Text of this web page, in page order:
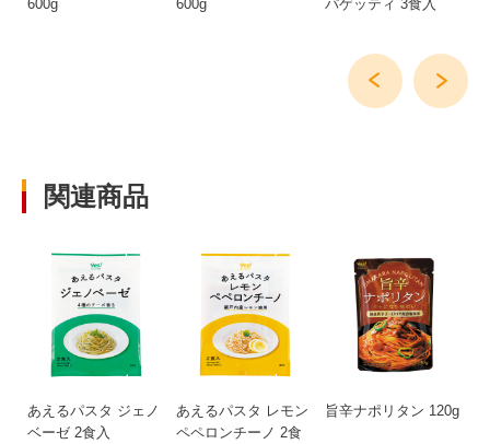
600g
600g
パゲッティ 3食入
関連商品
あえるパスタ ジェノ
ベーゼ 2食入
あえるパスタ レモン
ペペロンチーノ 2食
旨辛ナポリタン 120g